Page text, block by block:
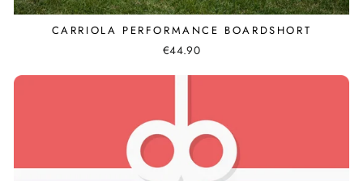
CARRIOLA PERFORMANCE BOARDSHORT
€44.90